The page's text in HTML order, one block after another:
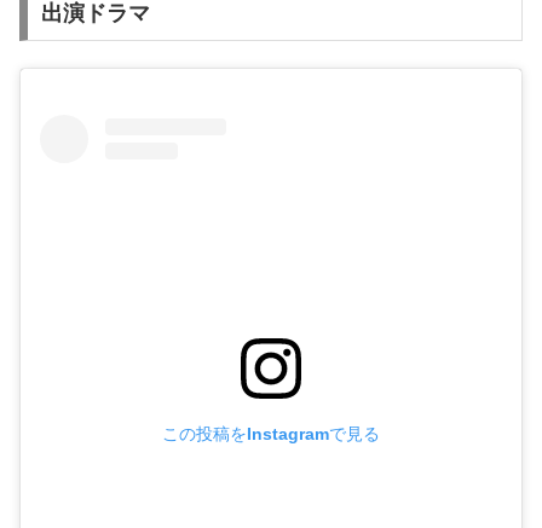
出演ドラマ
この投稿をInstagramで見る